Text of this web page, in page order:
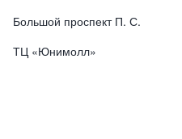
Большой проспект П. С.
ТЦ «Юнимолл»